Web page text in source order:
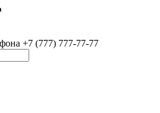
+7 (777) 777-77-77